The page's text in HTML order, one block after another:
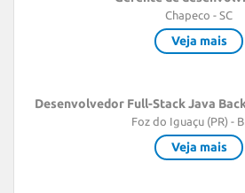
Chapeco - SC
Veja mais
Desenvolvedor Full-Stack Java
Foz do Iguaçu (PR) -
Veja mais